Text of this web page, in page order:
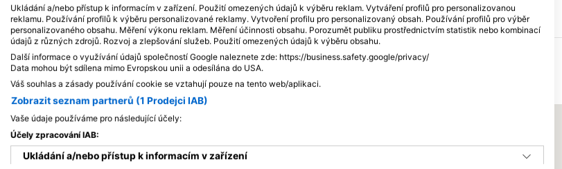
zajistili, že se ho budete moci zúčastnit, důrazně
doporučujeme, abyste si ubytování rezervovali v hotelu
Corail Noir.
Hledat kurz & akci
Ukládání a/nebo přístup k informacím v zařízení. Použití omezených údajů k výběru reklam. Vytváření profilů pro personalizovanou
reklamu. Používání profilů k výběru personalizované reklamy. Vytvoření profilu pro personalizovaný obsah. Používání profilů pro výběr
personalizovaného obsahu. Měření výkonu reklam. Měření účinnosti obsahu. Porozumět publiku prostřednictvím statistik nebo kombinací
údajů z různých zdrojů. Rozvoj a zlepšování služeb. Použití omezených údajů k výběru obsahu.
Další informace o využívání údajů společností Google naleznete zde: https://business.safety.google/privacy/
Data mohou být sdílena mimo Evropskou unii a odesílána do USA.
Váš souhlas a zásady používání cookie se vztahují pouze na tento web/aplikaci.
Zobrazit seznam partnerů (1 Prodejci IAB)
Vaše údaje používáme pro následující účely:
Účely zpracování IAB:
Ukládání a/nebo přístup k informacím v zařízení